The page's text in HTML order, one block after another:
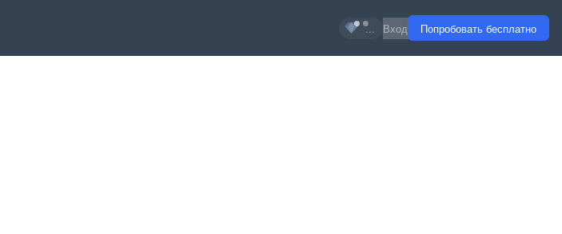
... Вход Попробовать бесплатно